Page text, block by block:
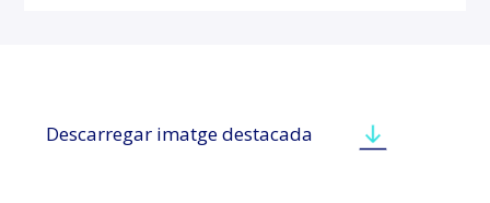
Descarregar imatge destacada